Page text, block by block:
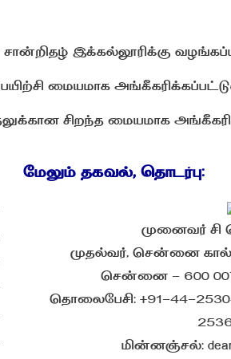
இக்கல்லூரிக்கு
மையமாக
சிறந்த மையமாக
மேலும் தகவல், தொடர்பு:
முனைவர்
முதல்வர், சென்னை
சென்னை - 600 007,
தொலைபேசி: +91-44-
மின்னஞ்சல்: